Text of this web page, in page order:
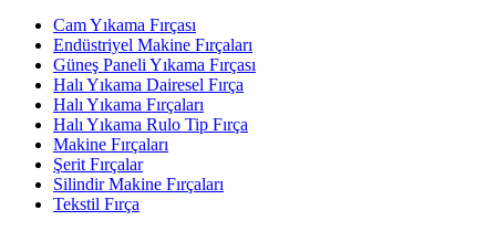
Cam Yıkama Fırçası
Endüstriyel Makine Fırçaları
Güneş Paneli Yıkama Fırçası
Halı Yıkama Dairesel Fırça
Halı Yıkama Fırçaları
Halı Yıkama Rulo Tip Fırça
Makine Fırçaları
Şerit Fırçalar
Silindir Makine Fırçaları
Tekstil Fırça